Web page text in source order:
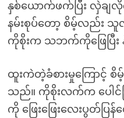
နှစ်ယောက်ဖက်ပြီး လှဲခ
နမ်းစုပ်တော့ စိမ့်လည်း
ကိုစိုးက သဘက်ကိုဖြေပြီ
ထူးကဲတဲ့ခံစားမှုကြောင့်
သည်။ ကိုစိုးလက်က ပေါင်က
ကို ဖြေးဖြေးလေးပွတ်ပြ